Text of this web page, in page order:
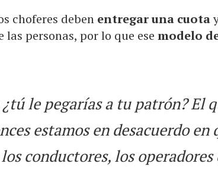
choferes deben entregar una cuota
personas, por lo que ese modelo
le pegarías a tu patrón? El
estamos en desacuerdo en
conductores, los operadores